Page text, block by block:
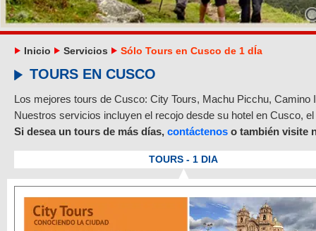
Inicio Servicios Sólo Tours en Cusco de 1 dÍa
TOURS EN CUSCO
Los mejores tours de Cusco: City Tours, Machu Picchu,
Nuestros servicios incluyen el recojo desde su hotel en Cusco,
Si desea un tours de más días, contáctenos o también visite